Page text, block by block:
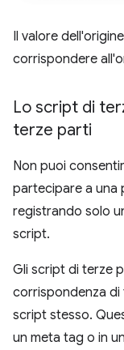
Il valore
corrispondere
Lo script di
terze parti
Non puoi
partecipare a una
registrando solo
script.
Gli script di terze
corrispondenza di
script stesso.
un meta tag o in